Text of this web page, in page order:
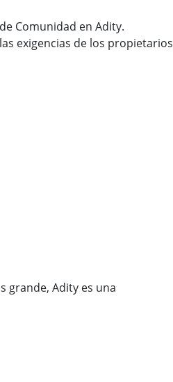
Comunidad en Adity.
exigencias de los propietarios
grande, Adity es una